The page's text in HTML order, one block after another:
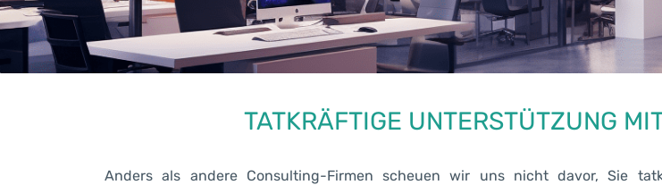
TATKRÄFTIGE UNTERSTÜTZUNG
Anders als andere Consulting-Firmen scheuen wir uns nicht davor, Sie